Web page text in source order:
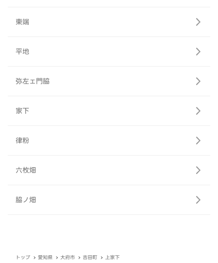
東端
平地
弥左ェ門脇
家下
律粉
六枚畑
脇ノ畑
トップ 愛知県 大府市 吉田町 上家下